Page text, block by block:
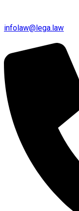
infolaw@lega.law